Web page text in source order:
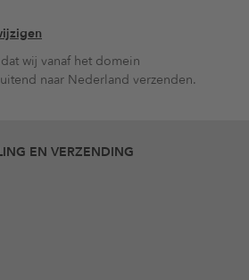
wij vanaf het domein
naar Nederland verzenden.
EN VERZENDING